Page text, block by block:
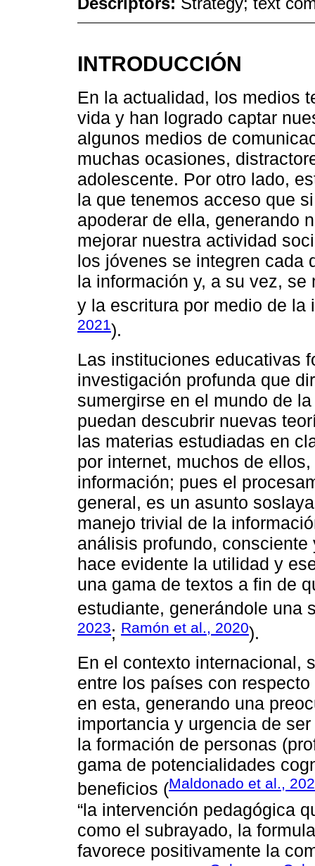
INTRODUCCIÓN
En la actualidad, los medios
vida y han logrado captar
algunos medios de
muchas ocasiones,
adolescente. Por otro lado,
la que tenemos acceso que
apoderar de ella, generando
mejorar nuestra actividad
los jóvenes se integren cada
la información y, a su vez,
y la escritura por medio de la
2021).
Las instituciones educativas
investigación profunda que
sumergirse en el mundo de
puedan descubrir nuevas
las materias estudiadas en
por internet, muchos de
información; pues el
general, es un asunto
manejo trivial de la
análisis profundo,
hace evidente la utilidad y
una gama de textos a fin de
estudiante, generándole una
2023; Ramón et al., 2020).
En el contexto internacional,
entre los países con
en esta, generando una
importancia y urgencia de
la formación de personas
gama de potencialidades
beneficios (Maldonado et al.,
“la intervención pedagógica
como el subrayado, la
favorece positivamente la